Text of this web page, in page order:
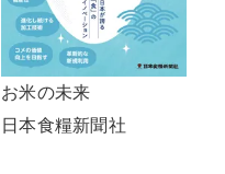
お米の未来
日本食糧新聞社